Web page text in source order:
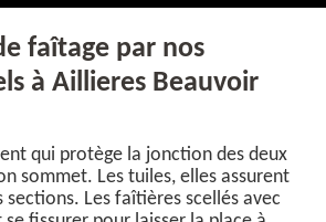
faîtage par nos
à Aillieres Beauvoir
qui protège la jonction des deux
sommet. Les tuiles, elles assurent
Les faîtières scellés avec